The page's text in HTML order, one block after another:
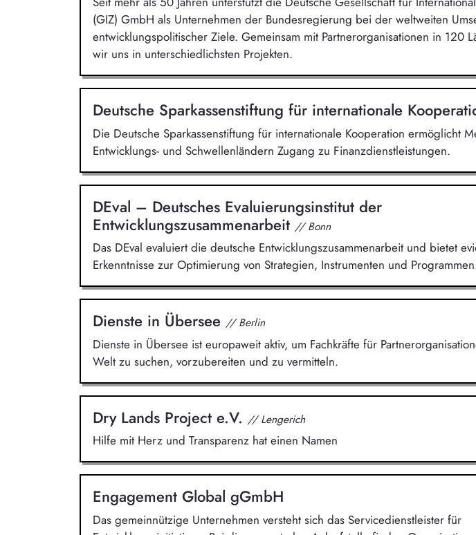
(GIZ) GmbH als Unternehmen der Bundesregierung bei der weltweiten
entwicklungspolitischer Ziele. Gemeinsam mit Partnerorganisationen in 120
wir uns in unterschiedlichsten Projekten.
Deutsche Sparkassenstiftung für internationale
Die Deutsche Sparkassenstiftung für internationale Kooperation ermöglicht
Entwicklungs- und Schwellenländern Zugang zu Finanzdienstleistungen.
DEval – Deutsches Evaluierungsinstitut der
Entwicklungszusammenarbeit // Bonn
Das DEval evaluiert die deutsche Entwicklungszusammenarbeit und bietet
Erkenntnisse zur Optimierung von Strategien, Instrumenten und
Dienste in Übersee // Berlin
Dienste in Übersee ist europaweit aktiv, um Fachkräfte für
Welt zu suchen, vorzubereiten und zu vermitteln.
Dry Lands Project e.V. // Lengerich
Hilfe mit Herz und Transparenz hat einen Namen
Engagement Global gGmbH
Das gemeinnützige Unternehmen versteht sich das Servicedienstleister für